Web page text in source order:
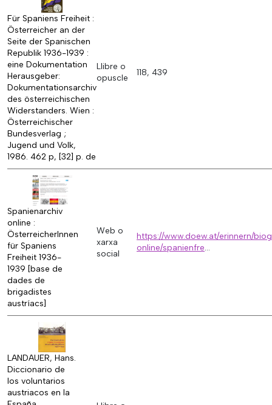
Für Spaniens Freiheit :
Österreicher an der
Seite der Spanischen
Republik 1936-1939 :
eine Dokumentation
Herausgeber:
Dokumentationsarchiv
des österreichischen
Widerstanders. Wien :
Österreichischer
Bundesverlag ;
Jugend und Volk,
1986. 462 p, [32] p. de
Llibre o
opuscle
118, 439
Spanienarchiv
online :
ÖsterreicherInnen
für Spaniens
Freiheit 1936-
1939 [base de
dades de
brigadistes
austríacs]
Web o
xarxa
social
https://www.doew.at/erinnern/
online/spanienfre...
LANDAUER, Hans.
Diccionario de
los voluntarios
austriacos en la